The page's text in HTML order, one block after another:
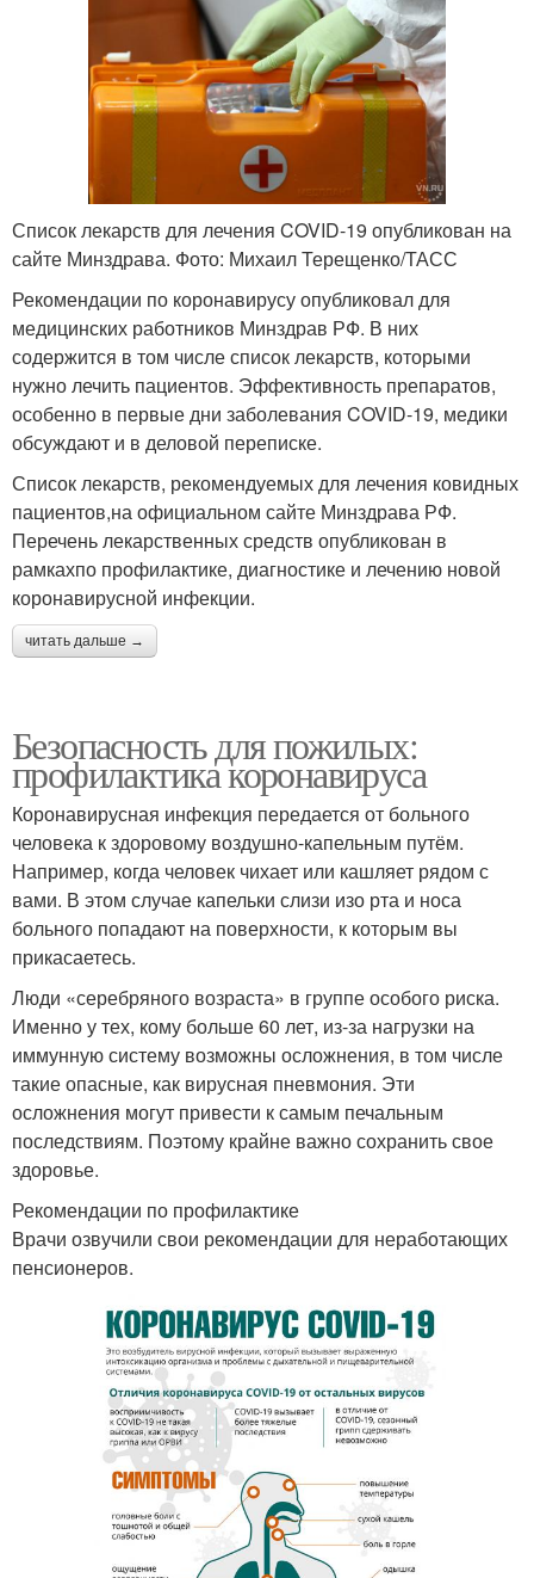
Список лекарств для лечения COVID-19 опубликован на
сайте Минздрава. Фото: Михаил Терещенко/ТАСС
Рекомендации по коронавирусу опубликовал для
медицинских работников Минздрав РФ. В них
содержится в том числе список лекарств, которыми
нужно лечить пациентов. Эффективность препаратов,
особенно в первые дни заболевания COVID-19, медики
обсуждают и в деловой переписке.
Список лекарств, рекомендуемых для лечения ковидных
пациентов,на официальном сайте Минздрава РФ.
Перечень лекарственных средств опубликован в
рамкахпо профилактике, диагностике и лечению новой
коронавирусной инфекции.
читать дальше →
Безопасность для пожилых:
профилактика коронавируса
Коронавирусная инфекция передается от больного
человека к здоровому воздушно-капельным путём.
Например, когда человек чихает или кашляет рядом с
вами. В этом случае капельки слизи изо рта и носа
больного попадают на поверхности, к которым вы
прикасаетесь.
Люди «серебряного возраста» в группе особого риска.
Именно у тех, кому больше 60 лет, из-за нагрузки на
иммунную систему возможны осложнения, в том числе
такие опасные, как вирусная пневмония. Эти
осложнения могут привести к самым печальным
последствиям. Поэтому крайне важно сохранить свое
здоровье.
Рекомендации по профилактике
Врачи озвучили свои рекомендации для неработающих
пенсионеров.